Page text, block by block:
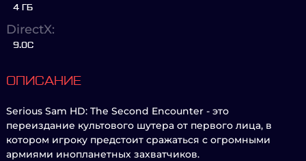
4 ГБ
DirectX:
9.0C
ОПИСАНИЕ
Serious Sam HD: The Second Encounter - это
переиздание культового шутера от первого лица, в
котором игроку предстоит сражаться с огромными
армиями инопланетных захватчиков.